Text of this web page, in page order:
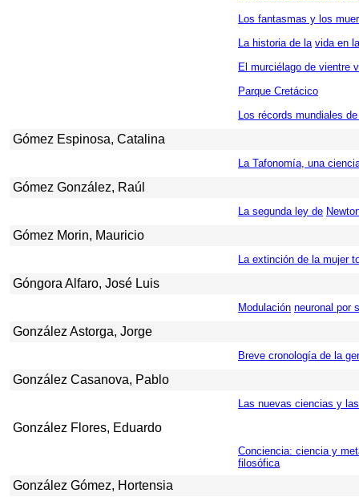
Los fantasmas y los
La historia de la vida en
El murciélago de vientre
Parque Cretácico
Los récords mundiales
Gómez Espinosa, Catalina
La Tafonomía, una
Gómez González, Raúl
La segunda ley de
Gómez Morin, Mauricio
La extinción de la mujer
Góngora Alfaro, José Luis
Modulación neuronal por
González Astorga, Jorge
Breve cronología de la
González Casanova, Pablo
Las nuevas ciencias y
González Flores, Eduardo
Conciencia: ciencia y
filosófica
González Gómez, Hortensia